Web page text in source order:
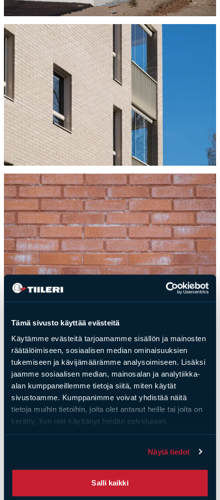
Tämä sivusto käyttää evästeitä
Käytämme evästeitä tarjoamamme sisällön ja mainosten
räätälöimiseen, sosiaalisen median ominaisuuksien
tukemiseen ja kävijämäärämme analysoimiseen. Lisäksi
jaamme sosiaalisen median, mainosalan ja analytiikka-
alan kumppaneillemme tietoja siitä, miten käytät
sivustoamme. Kumppanimme voivat yhdistää näitä
tietoja muihin tietoihin, joita olet antanut heille tai joita on
kerätty, kun olet käyttänyt heidän palvelujaan.
Näytä tiedot
Salli kaikki
Yhteystiedot